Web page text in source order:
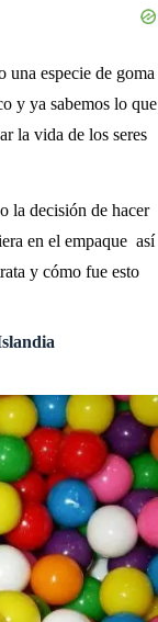
una especie de goma
y ya sabemos lo que
la vida de los seres
la decisión de hacer
en el empaque así
y cómo fue esto